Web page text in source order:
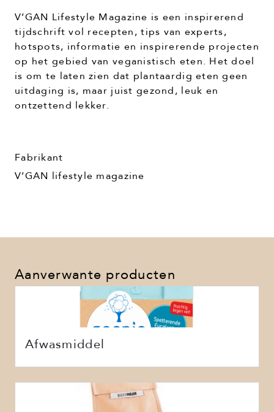
V’GAN Lifestyle Magazine is een inspirerend
tijdschrift vol recepten, tips van experts,
hotspots, informatie en inspirerende projecten
op het gebied van veganistisch eten. Het doel
is om te laten zien dat plantaardig eten geen
uitdaging is, maar juist gezond, leuk en
ontzettend lekker.
Fabrikant
V’GAN lifestyle magazine
Aanverwante producten
Afwasmiddel